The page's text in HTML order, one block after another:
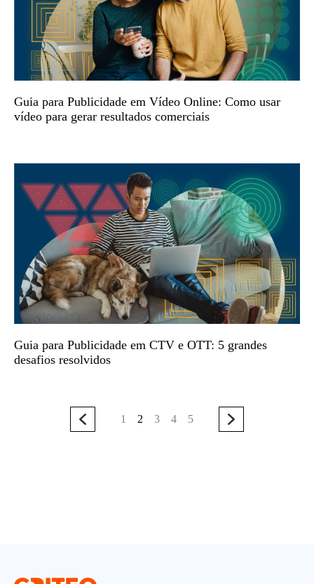
Guia para Publicidade em Vídeo Online: Como usar
vídeo para gerar resultados comerciais
Guia para Publicidade em CTV e OTT: 5 grandes
desafios resolvidos
1 2 3 4 5